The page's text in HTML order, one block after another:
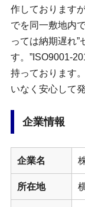
作しております
でを同一敷地内
っては納期遅れ”
す。”ISO9001-
持っております
いなく安心して
企業情報
企業名
所在地